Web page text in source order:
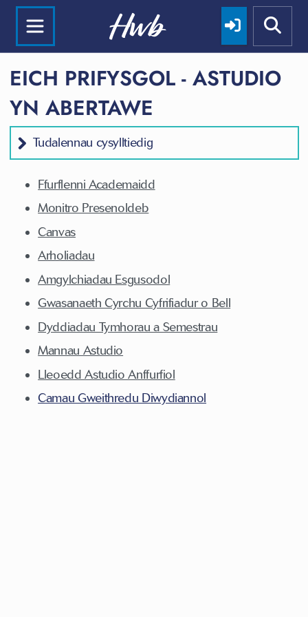
EICH PRIFYSGOL - ASTUDIO
YN ABERTAWE
Tudalennau cysylltiedig
Ffurflenni Academaidd
Monitro Presenoldeb
Canvas
Arholiadau
Amgylchiadau Esgusodol
Gwasanaeth Cyrchu Cyfrifiadur o Bell
Dyddiadau Tymhorau a Semestrau
Mannau Astudio
Lleoedd Astudio Anffurfiol
Camau Gweithredu Diwydiannol